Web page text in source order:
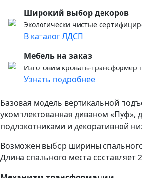
Широкий выбор декоров
Экологически чистые
В каталог ЛДСП
Мебель на заказ
Изготовим кровать-трансформер
Узнать подробнее
Базовая модель вертикальной
укомплектованная диваном «Пуф»,
подлокотниками и декоративной
Возможен выбор ширины спального
Длина спального места составляет